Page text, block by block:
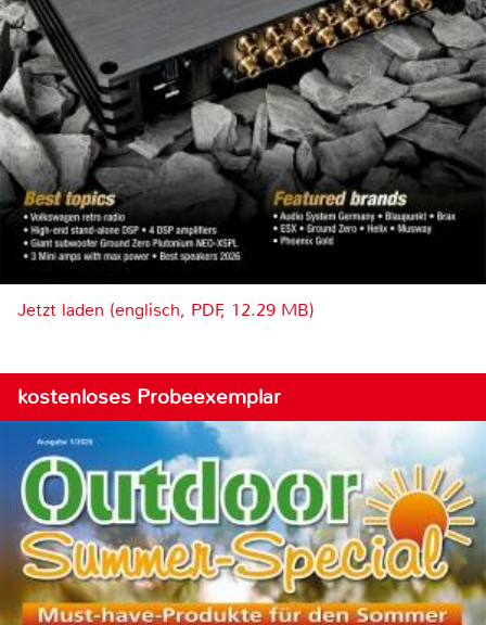
Jetzt laden (englisch, PDF, 12.29 MB)
kostenloses Probeexemplar